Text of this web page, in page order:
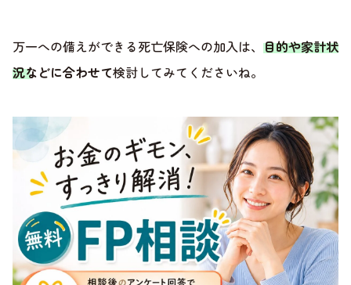
万一への備えができる死亡保険への加入は、 目的や家計状
況などに合わせて検討してみてくださいね。